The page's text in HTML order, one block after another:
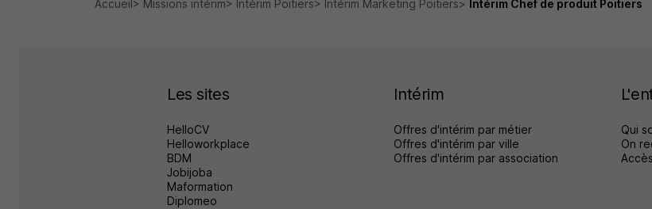
Accueil Missions intérim Intérim Poitiers Intérim Marketing Poitiers Intérim Chef de produit Poitiers
Les sites
HelloCV
Helloworkplace
BDM
Jobijoba
Maformation
Diplomeo
Intérim
Offres d'intérim par métier
Offres d'intérim par ville
Offres d'intérim par association
Qui
On